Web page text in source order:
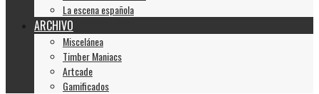
La escena española
ARCHIVO
Miscelánea
Timber Maniacs
Artcade
Gamificados